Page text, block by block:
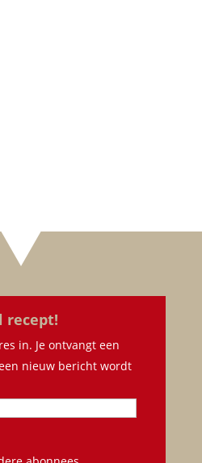
recept!
in. Je ontvangt een
nieuw bericht wordt